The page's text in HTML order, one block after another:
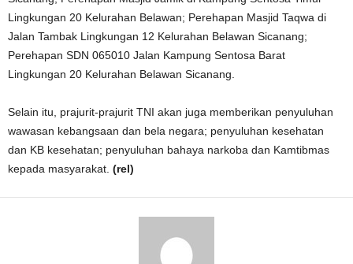
Lingkungan 20 Kelurahan Belawan; Perehapan Masjid Taqwa di
Jalan Tambak Lingkungan 12 Kelurahan Belawan Sicanang;
Perehapan SDN 065010 Jalan Kampung Sentosa Barat
Lingkungan 20 Kelurahan Belawan Sicanang.
Selain itu, prajurit-prajurit TNI akan juga memberikan penyuluhan
wawasan kebangsaan dan bela negara; penyuluhan kesehatan
dan KB kesehatan; penyuluhan bahaya narkoba dan Kamtibmas
kepada masyarakat. (rel)